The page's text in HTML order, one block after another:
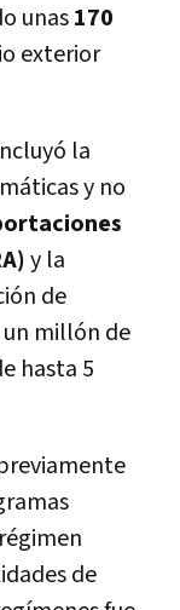
unas170
exterior
la
y no
y la
de
millón de
hasta 5
de